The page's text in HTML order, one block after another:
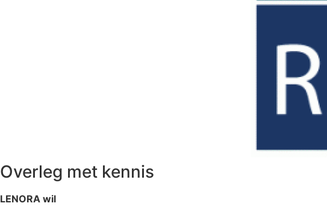
Overleg met kennis
LENORA wil